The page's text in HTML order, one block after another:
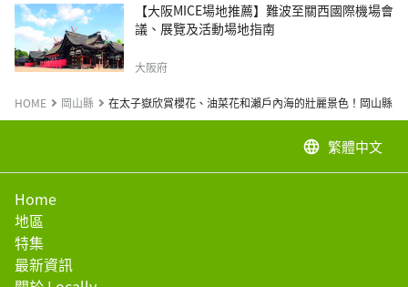
【大阪MICE場地推薦】難波至關西國際機場會
議、展覽及活動場地指南
大阪府
HOME 岡山縣 在太子嶽欣賞櫻花、油菜花和瀨戶內海的壯麗景色！岡山縣、
language 繁體中文
Home
地區
特集
最新資訊